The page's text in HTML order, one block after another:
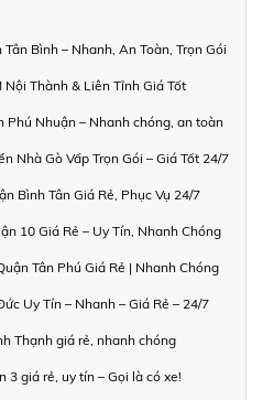
Bình – Nhanh, An Toàn, Trọn Gói
Nội Thành & Liên Tỉnh Giá Tốt
Phú Nhuận – Nhanh chóng, an toàn
Nhà Gò Vấp Trọn Gói – Giá Tốt 24/7
Bình Tân Giá Rẻ, Phục Vụ 24/7
10 Giá Rẻ – Uy Tín, Nhanh Chóng
Tân Phú Giá Rẻ | Nhanh Chóng
Uy Tín – Nhanh – Giá Rẻ – 24/7
Thạnh giá rẻ, nhanh chóng
3 giá rẻ, uy tín – Gọi là có xe!